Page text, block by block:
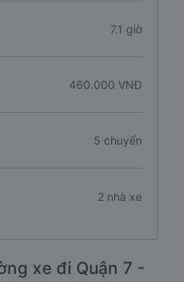
7.1 giờ
460.000 VNĐ
5 chuyến
2 nhà xe
xe đi Quận 7 -